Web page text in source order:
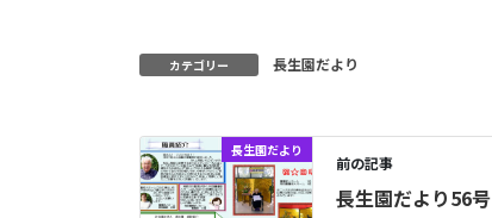
カテゴリー 長生園だより
長生園だより
前の記事
長生園だより56号